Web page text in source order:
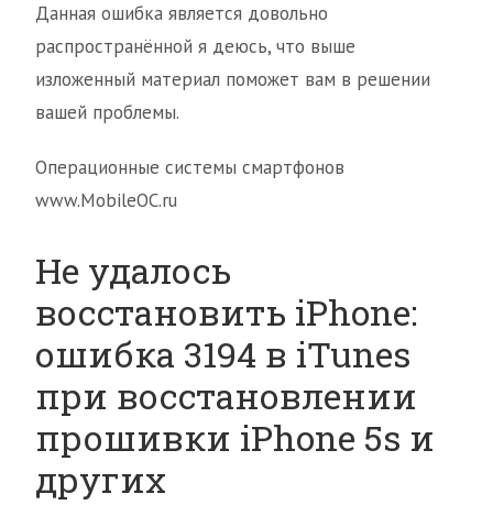
Данная ошибка является довольно
распространённой я деюсь, что выше
изложенный материал поможет вам в решении
вашей проблемы.
Операционные системы смартфонов
www.MobileОС.ru
Не удалось
восстановить iPhone:
ошибка 3194 в iTunes
при восстановлении
прошивки iPhone 5s и
других